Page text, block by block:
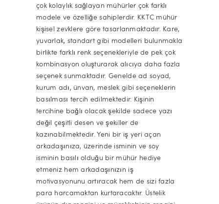
çok kolaylık sağlayan mühürler çok farklı
modele ve özelliğe sahiplerdir. KKTC mühür
kişisel zevklere göre tasarlanmaktadır. Kare,
yuvarlak, standart gibi modelleri bulunmakla
birlikte farklı renk seçenekleriyle de pek çok
kombinasyon oluşturarak alıcıya daha fazla
seçenek sunmaktadır. Genelde ad soyad,
kurum adı, ünvan, meslek gibi seçeneklerin
basılması tercih edilmektedir. Kişinin
tercihine bağlı olacak şekilde sadece yazı
değil çeşitli desen ve şekiller de
kazınabilmektedir. Yeni bir iş yeri açan
arkadaşınıza, üzerinde isminin ve soy
isminin basılı olduğu bir mühür hediye
etmeniz hem arkadaşınızın iş
motivasyonunu artıracak hem de sizi fazla
para harcamaktan kurtaracaktır. Üstelik